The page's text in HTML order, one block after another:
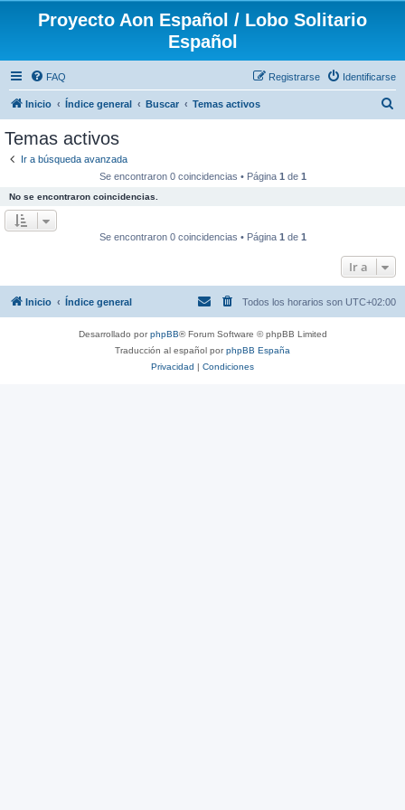
Proyecto Aon Español / Lobo Solitario
Español
FAQ Identificarse
Registrarse
Inicio Índice general Buscar Temas activos
Temas activos
Ir a búsqueda avanzada
Se encontraron 0 coincidencias • Página 1 de 1
No se encontraron coincidencias.
Se encontraron 0 coincidencias • Página 1 de 1
Ir a
Inicio Índice general Todos los horarios son UTC+02:00
Desarrollado porphpBB® Forum Software © phpBB Limited
Traducción al español porphpBB España
Privacidad | Condiciones